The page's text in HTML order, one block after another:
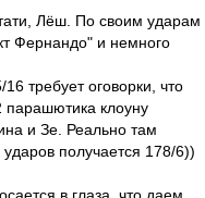
Лёш. По своим ударам
Фернандо" и немного
16 требует оговорки, что
парашютика клоуну
и Зе. Реально там
получается 178/6))